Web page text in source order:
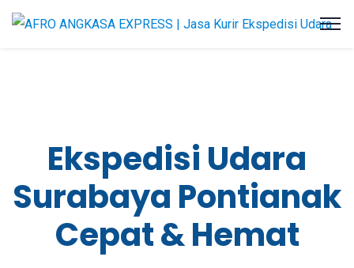
Ekspedisi Udara
Surabaya Pontianak
Cepat & Hemat